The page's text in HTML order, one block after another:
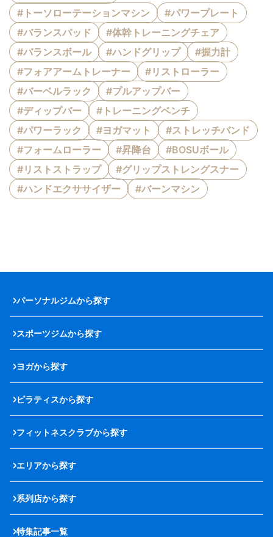
#トーソローテーションマシン
#パワープレート
#バランスパッド
#体幹トレーニングチェア
#バランスボール
#ハンドグリップ
#握力計
#フォアアームトレーナー
#リストローラー
#バーベルラック
#プルアップバー
#ディップバー
#トレーニングベンチ
#パワーラック
#ヨガマット
#ストレッチバンド
#フォームローラー
#昇降台
#BOSUボール
#リストストラップ
#グリップストレングスナー
#ハンドエクササイザー
#バーンマシン
パーソナルジムから探す
スポーツジムから探す
ヨガから探す
ピラティスから探す
フィットネスクラブから探す
エリアから探す
系列店から探す
特集記事一覧